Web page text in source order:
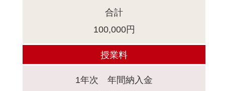
合計
100,000円
授業料
1年次 年間納入金